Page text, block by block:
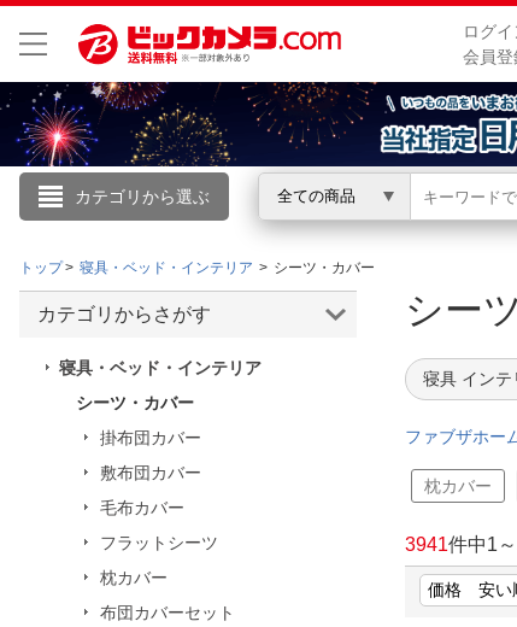
ログイ
会員
カテゴリから選ぶ 全ての商品
こんにちは
ログイン
お買いもの履歴
お知らせ
トップ 寝具・ベッド・インテリア シーツ・カバー
シー
寝具 インテ
ファブザホー
枕カバー
3941件中1 ～
カテゴリからさがす
寝具・ベッド・インテリア
シーツ・カバー
掛布団カバー
敷布団カバー
毛布カバー
フラットシーツ
枕カバー
布団カバーセット